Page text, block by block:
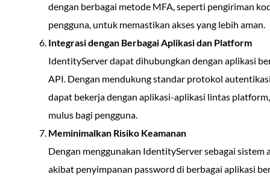
dengan berbagai metode MFA, seperti pengiriman
pengguna, untuk memastikan akses yang lebih aman.
Integrasi dengan Berbagai Aplikasi dan Platform
IdentityServer dapat dihubungkan dengan aplikasi
API. Dengan mendukung standar protokol
dapat bekerja dengan aplikasi-aplikasi lintas
mulus bagi pengguna.
Meminimalkan Risiko Keamanan
Dengan menggunakan IdentityServer sebagai
akibat penyimpanan password di berbagai aplikasi